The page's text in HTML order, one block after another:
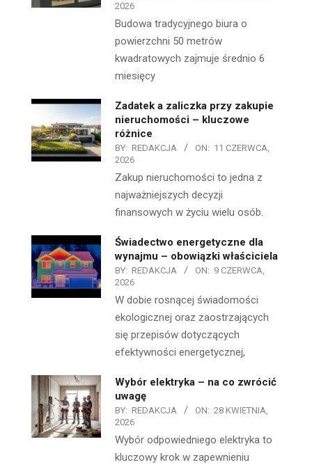
2026
Budowa tradycyjnego biura o
powierzchni 50 metrów
kwadratowych zajmuje średnio 6
miesięcy
Zadatek a zaliczka przy zakupie
nieruchomości – kluczowe
różnice
BY: REDAKCJA ON: 11 CZERWCA,
2026
Zakup nieruchomości to jedna z
najważniejszych decyzji
finansowych w życiu wielu osób.
Świadectwo energetyczne dla
wynajmu – obowiązki właściciela
BY: REDAKCJA ON: 9 CZERWCA,
2026
W dobie rosnącej świadomości
ekologicznej oraz zaostrzających
się przepisów dotyczących
efektywności energetycznej,
Wybór elektryka – na co zwrócić
uwagę
BY: REDAKCJA ON: 28 KWIETNIA,
2026
Wybór odpowiedniego elektryka to
kluczowy krok w zapewnieniu